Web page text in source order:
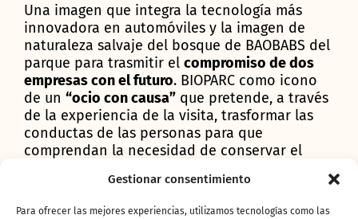
Gestionar consentimiento
Para ofrecer las mejores experiencias, utilizamos tecnologías como las
Una imagen que integra la tecnología más
innovadora en automóviles y la imagen de
naturaleza salvaje del bosque de BAOBABS del
parque para trasmitir el compromiso de dos
empresas con el futuro. BIOPARC como icono
de un “ocio con causa” que pretende, a través
de la experiencia de la visita, trasformar las
conductas de las personas para que
comprendan la necesidad de conservar el
una amplia gama de vehículos respetuosos
con el entorno.